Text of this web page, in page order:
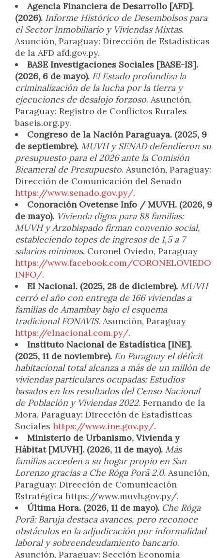
Agencia Financiera de Desarrollo [AFD].
(2026). Informe Histórico de Desembolsos para
el Sector Inmobiliario y Viviendas Mixtas.
Asunción, Paraguay: Dirección de Estadísticas
de la AFD afd.gov.py.
BASE Investigaciones Sociales [BASE-IS].
(2026, 6 de mayo). El Estado profundiza la
criminalización de la lucha por la tierra y
ejecuciones de desalojo forzoso. Asunción,
Paraguay: Registro de Conflictos Rurales
baseis.org.py.
Congreso de la Nación Paraguaya. (2025, 9
de septiembre). MUVH y SENAD defendieron su
presupuesto para el 2026 ante la Comisión
Bicameral de Presupuesto. Asunción, Paraguay:
Dirección de Comunicación del Senado
https://www.senado.gov.py/.
Conoración Ovetense Info / MUVH. (2026, 9
de mayo). Vivienda digna para 88 familias:
MUVH y Arzobispado firman convenio social,
estableciendo topes de ingresos de 1,5 a 7
salarios mínimos. Coronel Oviedo, Paraguay
https://www.facebook.com/CORONELOVIEDO
INFO/.
El Nacional. (2025, 28 de diciembre). MUVH
cerró el año con entrega de 166 viviendas a
familias de Amambay bajo el esquema
tradicional FONAVIS. Asunción, Paraguay
https://elnacional.com.py/.
Instituto Nacional de Estadística [INE].
(2025, 11 de noviembre). En Paraguay el déficit
habitacional total alcanza a más de un millón de
viviendas particulares ocupadas: Estudios
basados en los resultados del Censo Nacional
de Población y Viviendas 2022. Fernando de la
Mora, Paraguay: Dirección de Estadísticas
Sociales https://www.ine.gov.py/.
Ministerio de Urbanismo, Vivienda y
Hábitat [MUVH]. (2026, 11 de mayo). Más
familias acceden a su hogar propio en San
Lorenzo gracias a Che Róga Porã 2.0. Asunción,
Paraguay: Dirección de Comunicación
Estratégica https://www.muvh.gov.py/.
Última Hora. (2026, 11 de mayo). Che Róga
Porã: Baruja destaca avances, pero reconoce
obstáculos en la adjudicación por informalidad
laboral y sobreendeudamiento bancario.
Asunción, Paraguay: Sección Economía